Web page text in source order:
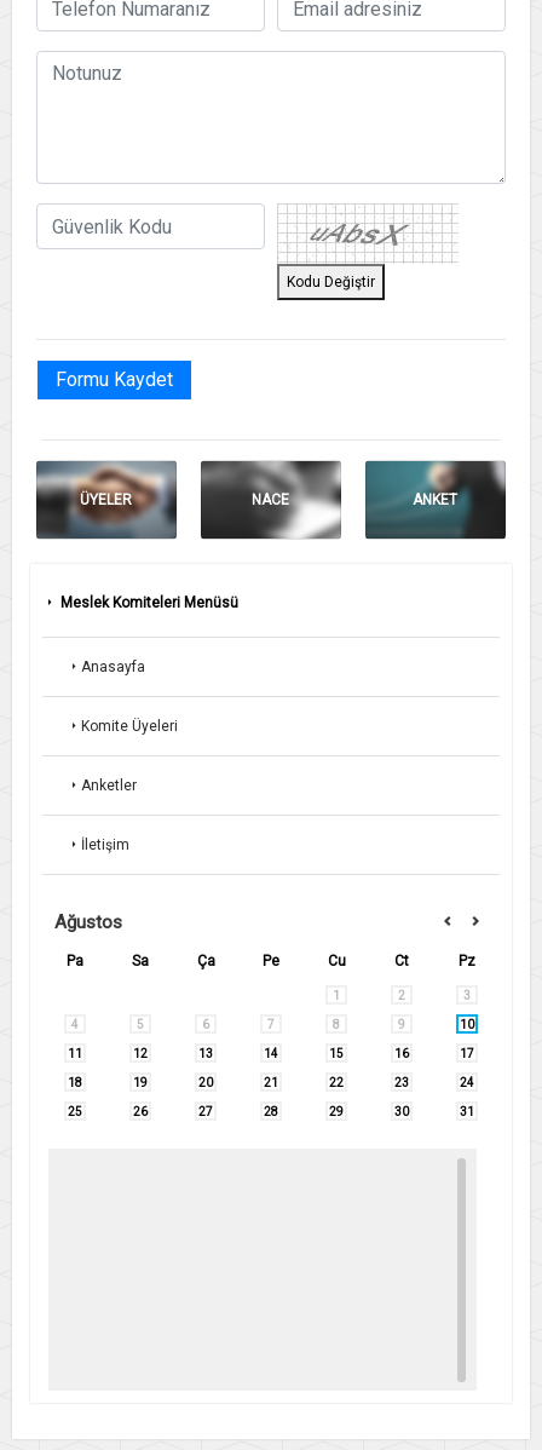
Kodu Değiştir
Formu Kaydet
ÜYELER NACE ANKET
Meslek Komiteleri Menüsü
Anasayfa
Komite Üyeleri
Anketler
İletişim
Ağustos
Pa Sa Ça Pe Cu Ct Pz
1 2 3
4 5 6 7 8 9 10
11 12 13 14 15 16 17
18 19 20 21 22 23 24
25 26 27 28 29 30 31